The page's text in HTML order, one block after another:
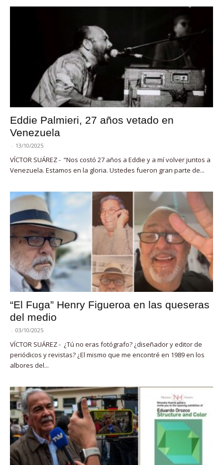
Eddie Palmieri, 27 años vetado en
Venezuela
- 13/10/2025
VÍCTOR SUÁREZ - “Nos costó 27 años a Eddie y a mí volver juntos a
Venezuela. Estamos en la gloria. Ustedes fueron gran parte de...
“El Fuga” Henry Figueroa en las queseras
del medio
- 03/10/2025
VÍCTOR SUÁREZ - ¿Tú no eras fotógrafo? ¿diseñador y editor de
periódicos y revistas? ¿El mismo que me encontré en 1989 en los
albores del...